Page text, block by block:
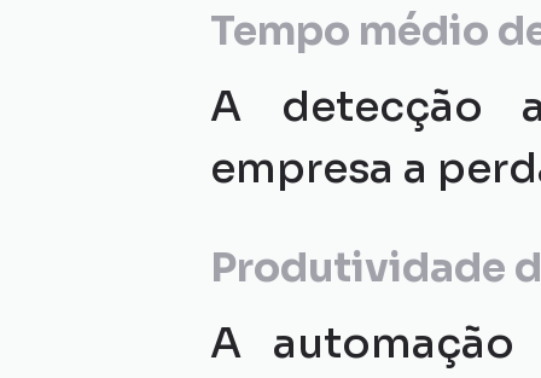
Tempo médio
A detecção
empresa a
Produtividade
A